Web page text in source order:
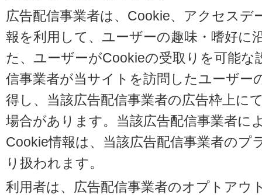
広告配信事業者は、Cookie、アクセスデ
報を利用して、ユーザーの趣味・嗜好に
た、ユーザーがCookieの受取りを可能
信事業者が当サイトを訪問したユーザー
得し、当該広告配信事業者の広告枠上に
場合があります。当該広告配信事業者に
Cookie情報は、当該広告配信事業者のプ
り扱われます。
利用者は、広告配信事業者のオプトアウ